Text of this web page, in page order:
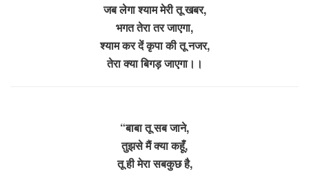
जब लेगा श्याम मेरी तू खबर,
भगत तेरा तर जाएगा,
श्याम कर दें कृपा की तू नजर,
तेरा क्या बिगड़ जाएगा।।
“बाबा तू सब जाने,
तुझसे मैं क्या कहूँ,
तू ही मेरा सबकुछ है,